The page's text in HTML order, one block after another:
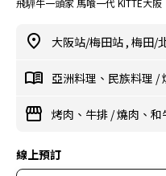
飛騨牛一頭家 馬喰一代 KITTE大阪
大阪站/梅田站 , 梅田/
亞洲料理、民族料理 /
烤肉、牛排 /燒肉、和
線上預訂